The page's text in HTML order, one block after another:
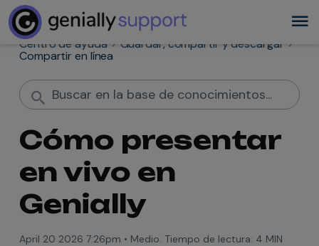
Centro de ayuda
Guardar, compartir y descargar
Compartir en línea
Cómo presentar
en vivo en
Genially
April 20 2026 7:26pm • Medio. Tiempo de lectura: 4 MIN